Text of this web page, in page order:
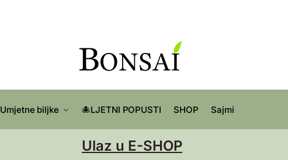
Umjetne biljke 🐙LJETNI POPUSTI SHOP Sajmi
Ulaz u E-SHOP